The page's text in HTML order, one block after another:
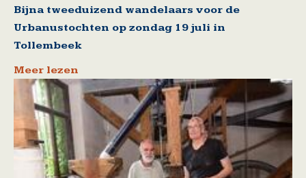
Bijna tweeduizend wandelaars voor de
Urbanustochten op zondag 19 juli in
Tollembeek
Meer lezen